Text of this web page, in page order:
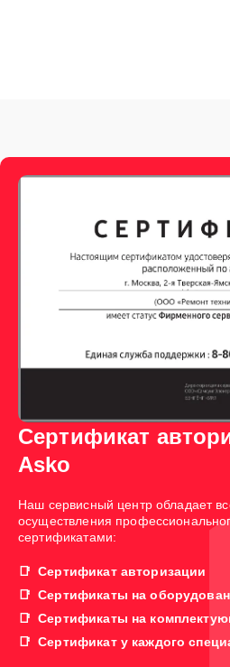
Сертификат
Asko
Наш сервисный центр обладает
осуществления
сертификатами:
Сертификат авторизации
Сертификаты на
Сертификаты на
Сертификат у каждого